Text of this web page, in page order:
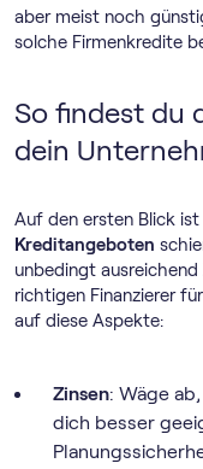
aber meist noch
solche Firmenkredite
So findest du
dein
Auf den ersten Blick ist
Kreditangeboten
unbedingt
richtigen Finanzierer
auf diese Aspekte:
Zinsen: Wäge
dich besser